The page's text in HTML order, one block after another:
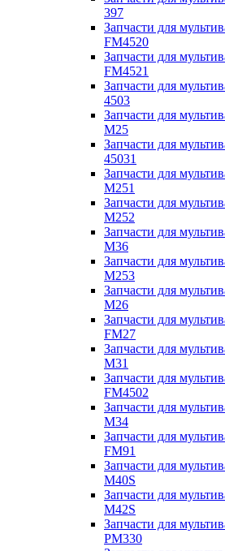
397
Запчасти для
FM4520
Запчасти для
FM4521
Запчасти для
4503
Запчасти для
M25
Запчасти для
45031
Запчасти для
M251
Запчасти для
M252
Запчасти для
M36
Запчасти для
M253
Запчасти для
M26
Запчасти для
FM27
Запчасти для
M31
Запчасти для
FM4502
Запчасти для
M34
Запчасти для
FM91
Запчасти для
M40S
Запчасти для
M42S
Запчасти для
PM330